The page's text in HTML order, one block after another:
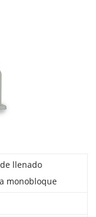
llenado
monobloque